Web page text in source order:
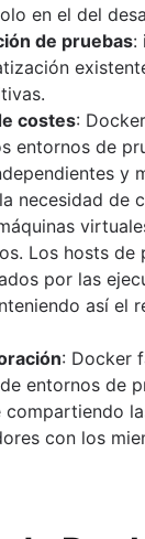
en el del
de pruebas:
costes:
entornos de
y
necesidad de
Los hosts de
por las
así el
: Docker
entornos de
compartiendo
con los